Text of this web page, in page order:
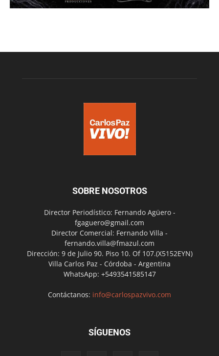
SOBRE NOSOTROS
Director Periodístico: Fernando Agüero -
fgaguero@gmail.com
Director Comercial: Fernando Villa -
fernando.villa@fmazul.com
Dirección: 9 de Julio 90. Piso 10. Of 107.(X5152EYN)
Villa Carlos Paz - Córdoba - Argentina
WhatsApp: +5493541585147
Contáctanos: info@carlospazvivo.com
SÍGUENOS